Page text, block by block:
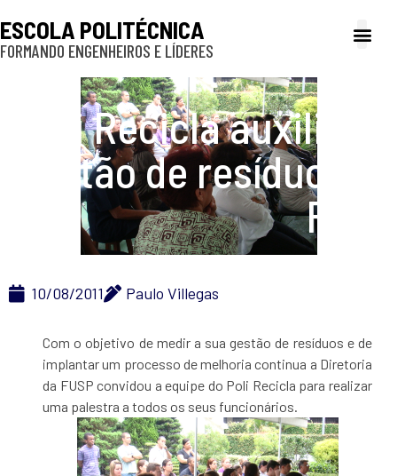
ESCOLA POLITÉCNICA
FORMANDO ENGENHEIROS E LÍDERES
Poli Recicla auxilia na
gestão de resíduos da
FUSP
10/08/2011 Paulo Villegas
Com o objetivo de medir a sua gestão de resíduos e de
implantar um processo de melhoria continua a Diretoria
da FUSP convidou a equipe do Poli Recicla para realizar
uma palestra a todos os seus funcionários.